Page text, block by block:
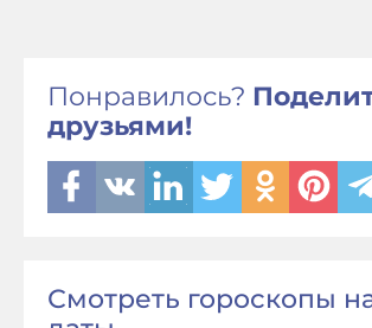
Понравилось?
друзьями!
Смотреть гороскопы